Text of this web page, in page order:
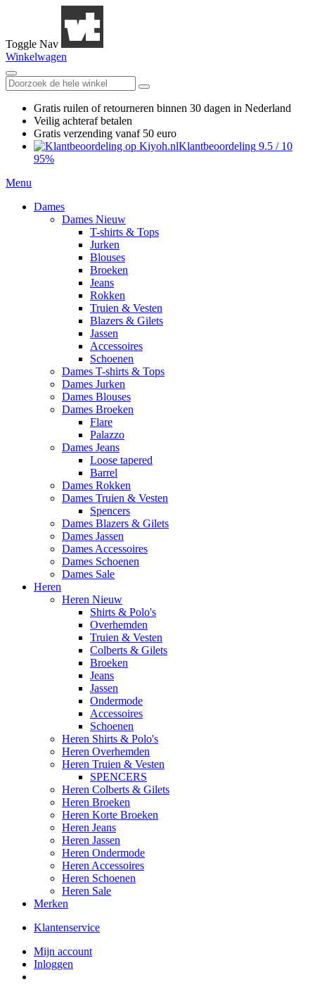
Toggle Nav
Winkelwagen
Gratis ruilen of retourneren binnen 30 dagen in Nederland
Veilig achteraf betalen
Gratis verzending vanaf 50 euro
Klantbeoordeling 9.5 / 10
95%
Menu
Dames
Dames Nieuw
T-shirts & Tops
Jurken
Blouses
Broeken
Jeans
Rokken
Truien & Vesten
Blazers & Gilets
Jassen
Accessoires
Schoenen
Dames T-shirts & Tops
Dames Jurken
Dames Blouses
Dames Broeken
Flare
Palazzo
Dames Jeans
Loose tapered
Barrel
Dames Rokken
Dames Truien & Vesten
Spencers
Dames Blazers & Gilets
Dames Jassen
Dames Accessoires
Dames Schoenen
Dames Sale
Heren
Heren Nieuw
Shirts & Polo's
Overhemden
Truien & Vesten
Colberts & Gilets
Broeken
Jeans
Jassen
Ondermode
Accessoires
Schoenen
Heren Shirts & Polo's
Heren Overhemden
Heren Truien & Vesten
SPENCERS
Heren Colberts & Gilets
Heren Broeken
Heren Korte Broeken
Heren Jeans
Heren Jassen
Heren Ondermode
Heren Accessoires
Heren Schoenen
Heren Sale
Merken
Klantenservice
Mijn account
Inloggen